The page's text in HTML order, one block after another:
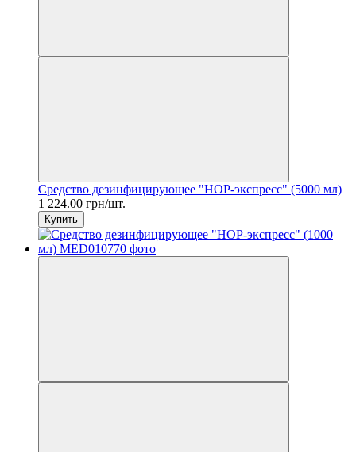
Средство дезинфицирующее "НОР-экспресс" (5000 мл)
1 224.00 грн/шт.
Купить